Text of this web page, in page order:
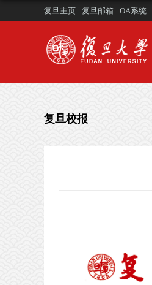
复旦主页 复旦邮箱 OA系统
复旦校报